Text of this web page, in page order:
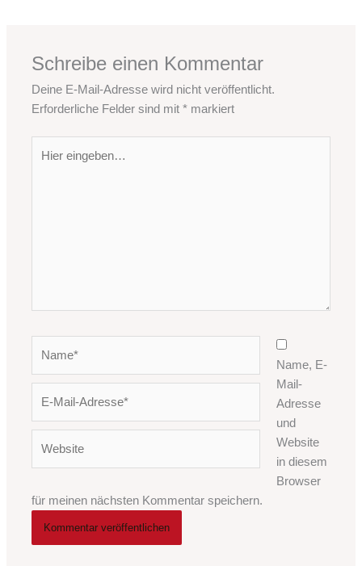
Schreibe einen Kommentar
Deine E-Mail-Adresse wird nicht veröffentlicht.
Erforderliche Felder sind mit* markiert
eingeben…
Adresse*
Name, E-
Mail-
Adresse
und
Website
in diesem
Browser
für meinen nächsten Kommentar speichern.